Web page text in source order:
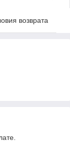
возврата